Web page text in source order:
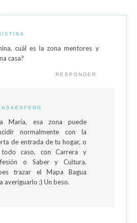
cuál es la zona mentores y
casa?
RESPONDER
María, esa zona puede
normalmente con la
de entrada de tu hogar, o
caso, con Carrera y
o Saber y Cultura.
trazar el Mapa Bagua
averiguarlo ;) Un beso.